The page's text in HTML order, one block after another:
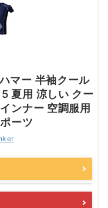
マー 半袖クール
夏用 涼しい クー
ンナー 空調服用
ーツ